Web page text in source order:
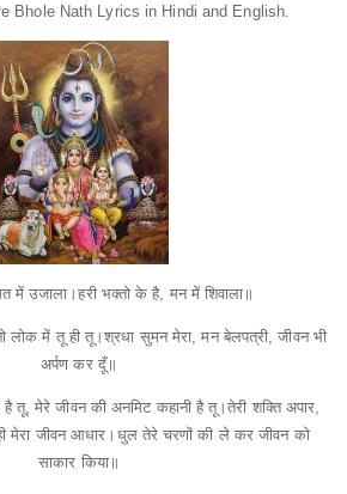
Bhole Nath Lyrics in Hindi and English.
में उजाला।हरी भक्तो के है, मन में शिवाला॥
लोक में तू ही तू।श्रधा सुमन मेरा, मन बेलपत्री, जीवन भी
अर्पण कर दूँ॥
है तू, मेरे जीवन की अनमिट कहानी है तू।तेरी शक्ति अपार,
मेरा जीवन आधार। धुल तेरे चरणों की ले कर जीवन को
साकार किया॥